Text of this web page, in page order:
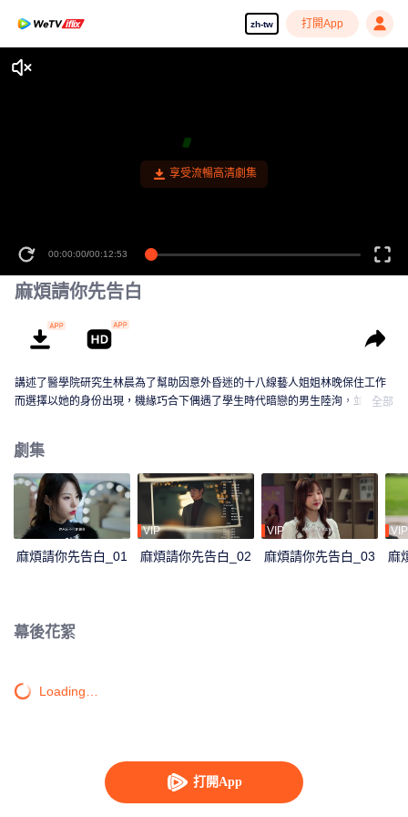
zh-tw 打開App
打開App
享受流暢高清劇集
00:00:00/00:12:53
麻煩請你先告白
講述了醫學院研究生林晨為了幫助因意外昏迷的十八線藝人姐姐林晚保住工作
而選擇以她的身份出現，機緣巧合下偶遇了學生時代暗戀的男生陸洵，並與之
全部
劇集
麻煩請你先告白_01
VIP
麻煩請你先告白_02
VIP
麻煩請你先告白_03
VIP
麻
幕後花絮
Loading…